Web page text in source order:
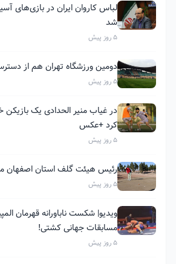
لباس کاروان ایران در بازی‌های
شد
5 روز پیش
دومین ورزشگاه تهران هم از
5 روز پیش
در غیاب منیر الحدادی یک
کرد +عکس
5 روز پیش
رئیس هیئت گلف استان
5 روز پیش
ویدیو| شکست ناباورانه قهرمان
مسابقات جهانی کشتی!
5 روز پیش